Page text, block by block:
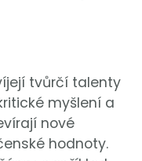
tvůrčí talenty
myšlení a
nové
hodnoty.